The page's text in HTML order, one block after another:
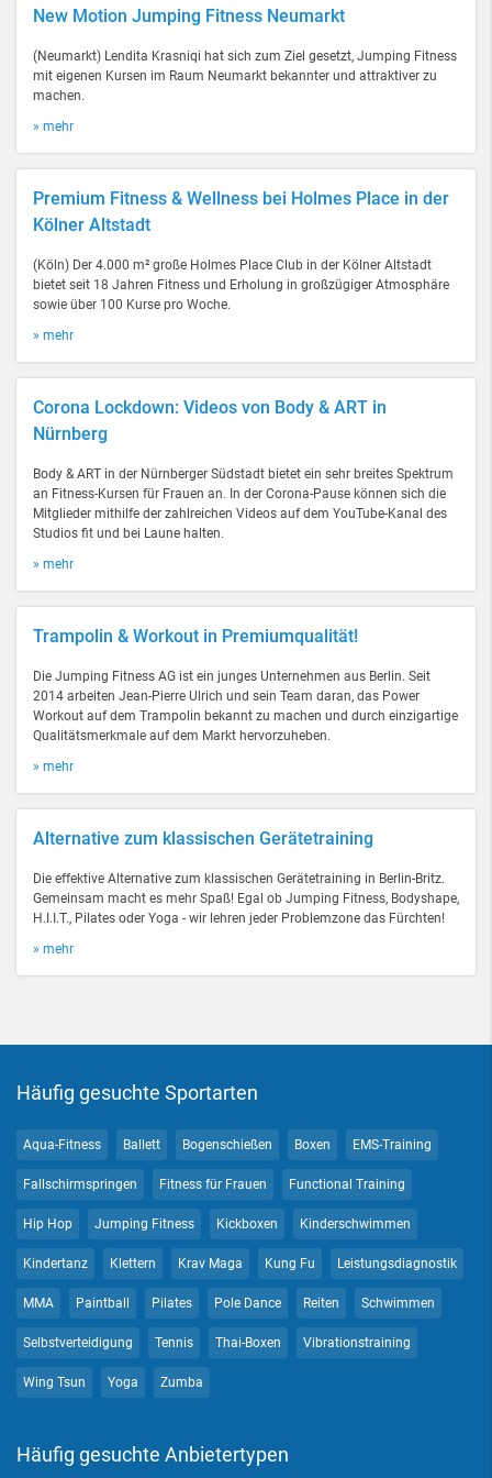
New Motion Jumping Fitness Neumarkt
(Neumarkt) Lendita Krasniqi hat sich zum Ziel gesetzt, Jumping Fitness
mit eigenen Kursen im Raum Neumarkt bekannter und attraktiver zu
machen.
» mehr
Premium Fitness & Wellness bei Holmes Place in der
Kölner Altstadt
(Köln) Der 4.000 m² große Holmes Place Club in der Kölner Altstadt
bietet seit 18 Jahren Fitness und Erholung in großzügiger Atmosphäre
sowie über 100 Kurse pro Woche.
» mehr
Corona Lockdown: Videos von Body & ART in
Nürnberg
Body & ART in der Nürnberger Südstadt bietet ein sehr breites Spektrum
an Fitness-Kursen für Frauen an. In der Corona-Pause können sich die
Mitglieder mithilfe der zahlreichen Videos auf dem YouTube-Kanal des
Studios fit und bei Laune halten.
» mehr
Trampolin & Workout in Premiumqualität!
Die Jumping Fitness AG ist ein junges Unternehmen aus Berlin. Seit
2014 arbeiten Jean-Pierre Ulrich und sein Team daran, das Power
Workout auf dem Trampolin bekannt zu machen und durch einzigartige
Qualitätsmerkmale auf dem Markt hervorzuheben.
» mehr
Alternative zum klassischen Gerätetraining
Die effektive Alternative zum klassischen Gerätetraining in Berlin-Britz.
Gemeinsam macht es mehr Spaß! Egal ob Jumping Fitness, Bodyshape,
H.I.I.T., Pilates oder Yoga - wir lehren jeder Problemzone das Fürchten!
» mehr
Häufig gesuchte Sportarten
Aqua-Fitness Ballett Bogenschießen Boxen EMS-Training
Fallschirmspringen Fitness für Frauen Functional Training
Hip Hop Jumping Fitness Kickboxen Kinderschwimmen
Kindertanz Klettern Krav Maga Kung Fu Leistungsdiagnostik
MMA Paintball Pilates Pole Dance Reiten Schwimmen
Selbstverteidigung Tennis Thai-Boxen Vibrationstraining
Wing Tsun Yoga Zumba
Häufig gesuchte Anbietertypen